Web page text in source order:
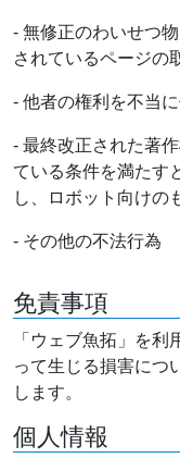
- 無修正のわいせつ
されているページの
- 他者の権利を不当
- 最終改正された著
ている条件を満たす
し、ロボット向けの
- その他の不法行為
免責事項
「ウェブ魚拓」を
って生じる損害につ
します。
個人情報